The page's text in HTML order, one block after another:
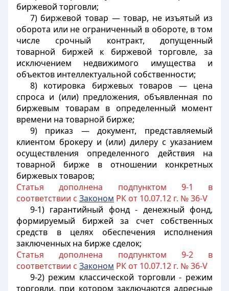
биржевой торговли;
7) биржевой товар — товар, не изъятый из
оборота или не ограниченный в обороте, в том
числе срочный контракт, допущенный
товарной биржей к биржевой торговле, за
исключением недвижимого имущества и
объектов интеллектуальной собственности;
8) котировка биржевых товаров — цена
спроса и (или) предложения, объявленная по
биржевым товарам в определенный момент
времени на товарной бирже;
9) приказ — документ, представляемый
клиентом брокеру и (или) дилеру с указанием
осуществления определенного действия на
товарной бирже в отношении конкретных
биржевых товаров;
Статья дополнена подпунктом 9-1 в
соответствии с Законом РК от 10.07.12 г. № 36-V
9-1) гарантийный фонд - денежный фонд,
формируемый биржей за счет собственных
средств в целях обеспечения исполнения
заключенных на бирже сделок;
Статья дополнена подпунктом 9-2 в
соответствии с Законом РК от 10.07.12 г. № 36-V
9-2) режим классической торговли - режим
торговли, при котором заключаются адресные